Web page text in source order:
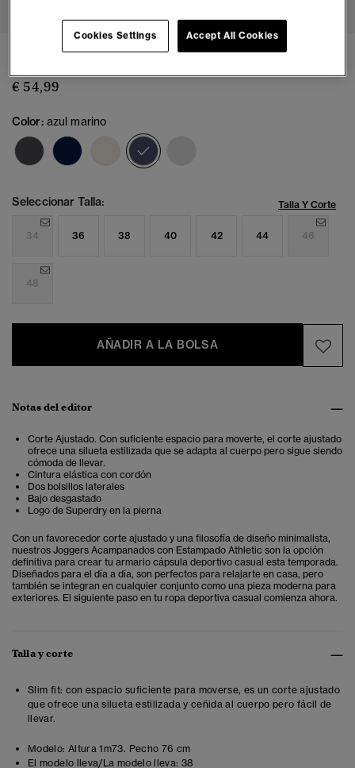
Joggers Acampanados con Estampado Athletic
€ 54,99
Color: azul marino
Seleccionar Talla: Talla Y Corte
34 36 38 40 42 44 46
48
AÑADIR A LA BOLSA
Notas del editor
Corte Ajustado. Con suficiente espacio para moverte, el corte ajustado
ofrece una silueta estilizada que se adapta al cuerpo pero sigue siendo
cómoda de llevar.
Cintura elástica con cordón
Dos bolsillos laterales
Bajo desgastado
Logo de Superdry en la pierna
Con un favorecedor corte ajustado y una filosofía de diseño minimalista,
nuestros Joggers Acampanados con Estampado Athletic son la opción
definitiva para crear tu armario cápsula deportivo casual esta temporada.
Diseñados para el día a día, son perfectos para relajarte en casa, pero
también se integran en cualquier conjunto como una pieza moderna para
exteriores. El siguiente paso en tu ropa deportiva casual comienza ahora.
Talla y corte
Slim fit: con espacio suficiente para moverse, es un corte ajustado
que ofrece una silueta estilizada y ceñida al cuerpo pero fácil de
llevar.
Modelo: Altura 1m73. Pecho 76 cm
El modelo lleva/La modelo lleva: 38
Accept All Cookies
Cookies Settings